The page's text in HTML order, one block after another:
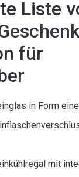
Liste
für
in Form
mit